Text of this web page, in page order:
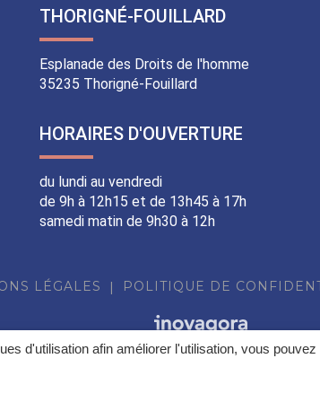
d'utilisation afin améliorer l'utilisation, vous
THORIGNÉ-FOUILLARD
Esplanade des Droits de l'homme
35235 Thorigné-Fouillard
HORAIRES D'OUVERTURE
du lundi au vendredi
de 9h à 12h15 et de 13h45 à 17h
samedi matin de 9h30 à 12h
LÉGALES POLITIQUE DE